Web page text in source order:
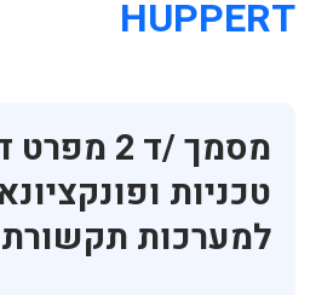
HUPPERT
מסמך /ד 2
טכניות
למערכות תקשורת